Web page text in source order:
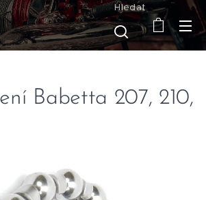
Hledat
Babetta 207, 210,